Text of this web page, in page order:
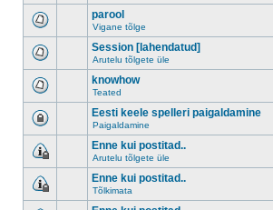
parool
Vigane tõlge
Session [lahendatud]
Arutelu tõlgete üle
knowhow
Teated
Eesti keele spelleri paigaldamine
Paigaldamine
Enne kui postitad..
Arutelu tõlgete üle
Enne kui postitad..
Tõlkimata